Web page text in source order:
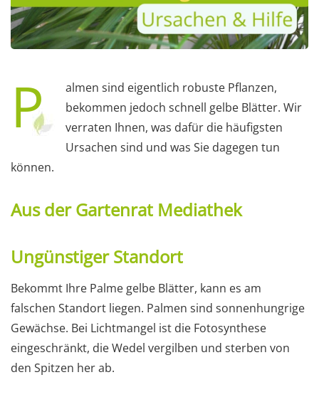
P
almen sind eigentlich robuste Pflanzen,
bekommen jedoch schnell gelbe Blätter. Wir
verraten Ihnen, was dafür die häufigsten
Ursachen sind und was Sie dagegen tun
können.
Aus der Gartenrat Mediathek
Ungünstiger Standort
Bekommt Ihre Palme gelbe Blätter, kann es am
falschen Standort liegen. Palmen sind sonnenhungrige
Gewächse. Bei Lichtmangel ist die Fotosynthese
eingeschränkt, die Wedel vergilben und sterben von
den Spitzen her ab.